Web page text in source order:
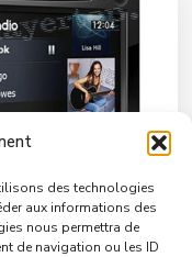
des technologies
aux informations des
nous permettra de
de navigation ou les ID